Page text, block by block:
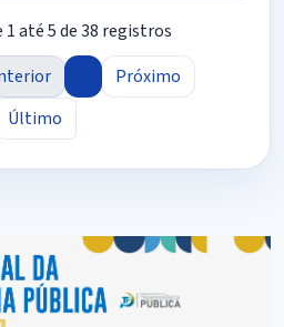
até 5 de 38 registros
Próximo
Último